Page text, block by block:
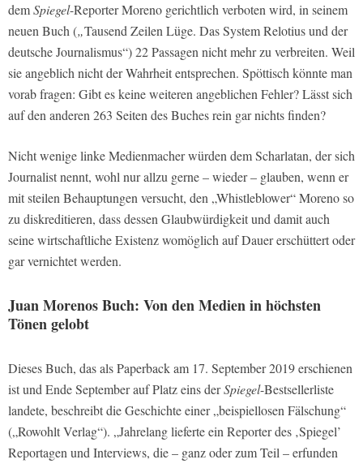
demSpiegel-Reporter Moreno gerichtlich verboten wird, in seinem
neuen Buch („Tausend Zeilen Lüge. Das System Relotius und der
deutsche Journalismus“) 22 Passagen nicht mehr zu verbreiten. Weil
sie angeblich nicht der Wahrheit entsprechen. Spöttisch könnte man
vorab fragen: Gibt es keine weiteren angeblichen Fehler? Lässt sich
auf den anderen 263 Seiten des Buches rein gar nichts finden?
Nicht wenige linke Medienmacher würden dem Scharlatan, der sich
Journalist nennt, wohl nur allzu gerne – wieder – glauben, wenn er
mit steilen Behauptungen versucht, den „Whistleblower“ Moreno so
zu diskreditieren, dass dessen Glaubwürdigkeit und damit auch
seine wirtschaftliche Existenz womöglich auf Dauer erschüttert oder
gar vernichtet werden.
Juan Morenos Buch: Von den Medien in höchsten
Tönen gelobt
Dieses Buch, das als Paperback am 17. September 2019 erschienen
ist und Ende September auf Platz eins derSpiegel-Bestsellerliste
landete, beschreibt die Geschichte einer „beispiellosen Fälschung“
(„Rowohlt Verlag“). „Jahrelang lieferte ein Reporter des ‚Spiegel’
Reportagen und Interviews, die – ganz oder zum Teil – erfunden